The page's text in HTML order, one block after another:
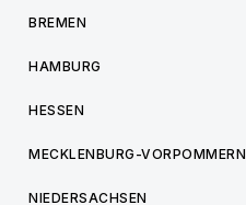
BREMEN
HAMBURG
HESSEN
MECKLENBURG-VORPOMMERN
NIEDERSACHSEN